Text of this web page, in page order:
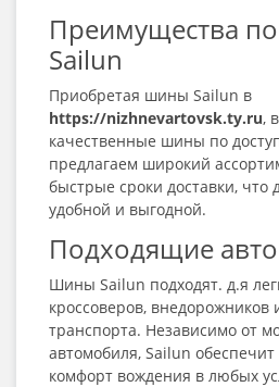
Преимущества
Sailun
Приобретая шины Sailun в
https://nizhnevartovsk.ty.ru,
качественные шины по
предлагаем широкий
быстрые сроки доставки, что
удобной и выгодной.
Подходящие
Шины Sailun подходят. д.я
кроссоверов, внедорожников
транспорта. Независимо от
автомобиля, Sailun обеспечит
комфорт вождения в любых